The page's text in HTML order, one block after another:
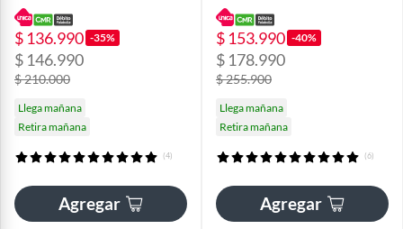
$ 136.990 -35%
$ 146.990
$ 210.000
Llega mañana
Retira mañana
(4)
Agregar
$ 153.990 -40%
$ 178.990
$ 255.900
Llega mañana
Retira mañana
(6)
Agregar